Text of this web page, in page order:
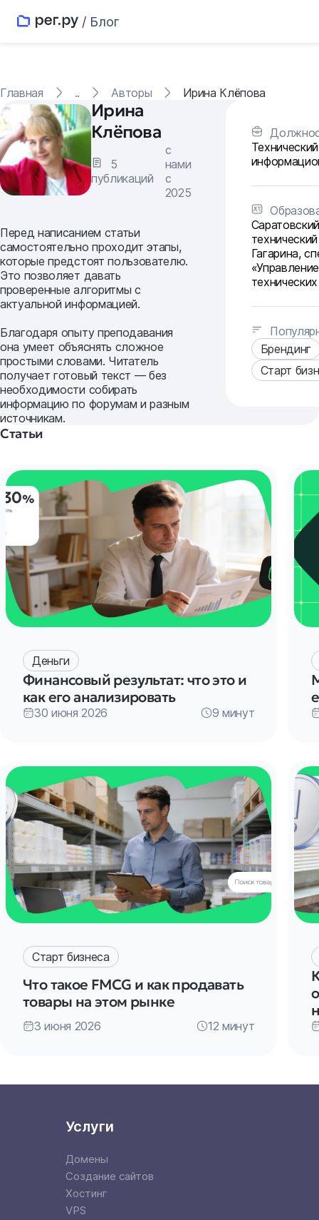
/ Блог
Главная .. Авторы Ирина Клёпова
Ирина
Клёпова
5
публикаций
с
нами
с
2025
Перед написанием статьи
самостоятельно проходит этапы,
которые предстоят пользователю.
Это позволяет давать
проверенные алгоритмы с
актуальной информацией.
Благодаря опыту преподавания
она умеет объяснять сложное
простыми словами. Читатель
получает готовый текст — без
необходимости собирать
информацию по форумам и разным
источникам.
Гагарина,
Брендинг
Старт
Статьи
Деньги
Финансовый результат: что это и
как его анализировать
30 июня 2026 9 минут
Старт бизнеса
Что такое FMCG и как продавать
товары на этом рынке
3 июня 2026 12 минут
Услуги
Домены
Создание сайтов
Хостинг
VPS